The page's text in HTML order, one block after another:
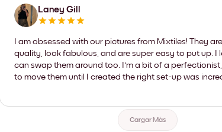
Laney Gill
I am obsessed with our pictures from Mixtiles! They
quality, look fabulous, and are super easy to put up. I
can swap them around too. I'm a bit of a
to move them until I created the right set-up was
Cargar Más